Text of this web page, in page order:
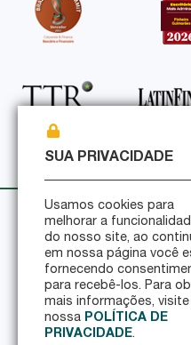
Política de
Política de
Certificações de
© 2026 Pinheiro
SUA PRIVACIDADE
Usamos cookies para
melhorar a
do nosso site, ao
em nossa página você
fornecendo
para recebê-los. Para
mais informações, visite
nossa POLÍTICA DE
PRIVACIDADE.